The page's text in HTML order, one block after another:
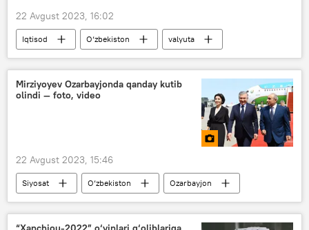
22 Avgust 2023, 16:02
Iqtisod O‘zbekiston
valyuta
valyuta kurslari
dollar
rubl
Markaziy bank
Mirziyoyev Ozarbayjonda qanday kutib
olindi — foto, video
22 Avgust 2023, 15:46
Siyosat O‘zbekiston
Ozarbayjon
Shavkat Mirziyoyev
Ilhom Aliyev